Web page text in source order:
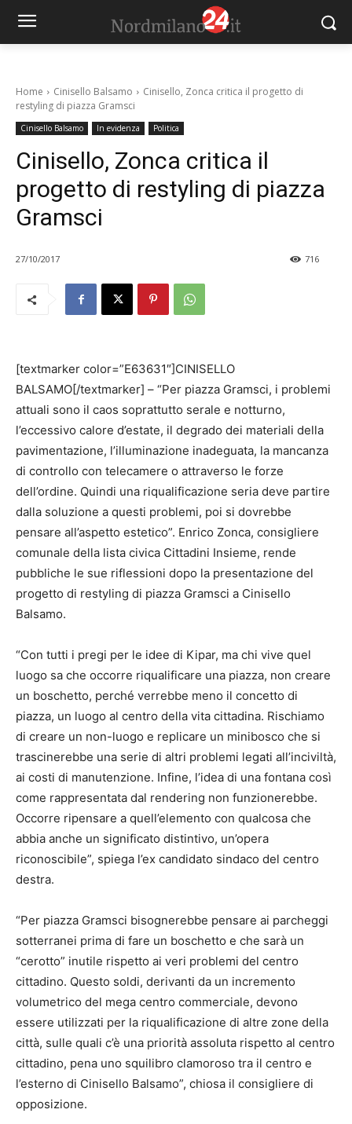
Home Cinisello Balsamo
Cinisello, Zonca critica il progetto di
restyling di piazza Gramsci
Cinisello Balsamo In evidenza Politica
Cinisello, Zonca critica il
progetto di restyling di piazza
Gramsci
27/10/2017 716
[textmarker color=”E63631″]CINISELLO
BALSAMO[/textmarker] – “Per piazza Gramsci, i problemi
attuali sono il caos soprattutto serale e notturno,
l’eccessivo calore d’estate, il degrado dei materiali della
pavimentazione, l’illuminazione inadeguata, la mancanza
di controllo con telecamere o attraverso le forze
dell’ordine. Quindi una riqualificazione seria deve partire
dalla soluzione a questi problemi, poi si dovrebbe
pensare all’aspetto estetico”. Enrico Zonca, consigliere
comunale della lista civica Cittadini Insieme, rende
pubbliche le sue riflessioni dopo la presentazione del
progetto di restyling di piazza Gramsci a Cinisello
Balsamo.
“Con tutti i pregi per le idee di Kipar, ma chi vive quel
luogo sa che occorre riqualificare una piazza, non creare
un boschetto, perché verrebbe meno il concetto di
piazza, un luogo al centro della vita cittadina. Rischiamo
di creare un non-luogo e replicare un minibosco che si
trascinerebbe una serie di altri problemi legati all’inciviltà,
ai costi di manutenzione. Infine, l’idea di una fontana così
come rappresentata dal rendering non funzionerebbe.
Occorre ripensare a quell’elemento con qualcosa che
abbia anche un significato distintivo, un’opera
riconoscibile”, spiega l’ex candidato sindaco del centro
destra.
“Per piazza Gramsci bisognerebbe pensare ai parcheggi
sotterranei prima di fare un boschetto e che sarà un
“cerotto” inutile rispetto ai veri problemi del centro
cittadino. Questo soldi, derivanti da un incremento
volumetrico del mega centro commerciale, devono
essere utilizzati per la riqualificazione di altre zone della
città, sulle quali c’è una priorità assoluta rispetto al centro
cittadino, pena uno squilibro clamoroso tra il centro e
l’esterno di Cinisello Balsamo”, chiosa il consigliere di
opposizione.